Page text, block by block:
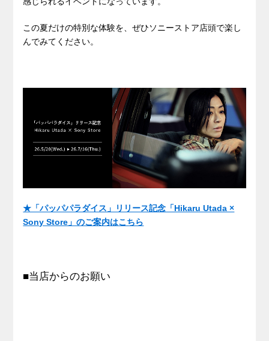
この夏だけの特別な体験を、ぜひソニーストア店頭で楽し
んでみてください。
★「パッパパラダイス」リリース記念「Hikaru Utada ×
Sony Store」のご案内はこちら
■当店からのお願い